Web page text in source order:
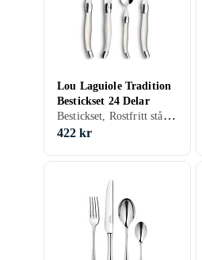
Lou Laguiole Tradition
Bestickset 24 Delar
Bestickset, Rostfritt stål, 24 st
422 kr